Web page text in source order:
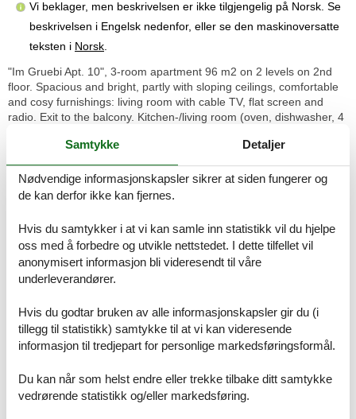
Vi beklager, men beskrivelsen er ikke tilgjengelig på Norsk. Se
beskrivelsen i Engelsk nedenfor, eller se den maskinoversatte
teksten i Norsk.
"Im Gruebi Apt. 10", 3-room apartment 96 m2 on 2 levels on 2nd
floor. Spacious and bright, partly with sloping ceilings, comfortable
and cosy furnishings: living room with cable TV, flat screen and
radio. Exit to the balcony. Kitchen-/living room (oven, dishwasher, 4
Capsules for coffee machine (Nespresso) extra, fondue Set
(cheese)). Upper floor: 1 room with 1 double bed (180 cm, length
200 cm). 1 room with 3 beds (90 cm, length 200 cm). Bathroom,
sep. WC. Balcony, south facing position. Balcony furniture. Beautiful
Please note: suitable for families. Non-smokers only. Private
Apartment block "Im Gruebi". In the resort 300 m from the centre of
Wengen, in a central, quiet position. In the house: sauna (extra).
use, extra). Pre-arrival grocery service. Shop, grocery, supermarket
300 m, restaurant 100 m, bakery 300 m, 4 minute walk to the
centre, bus stop "Lauterbrunnen (by train)" 3.4 km, railway station
skisport facilities 300 m. Well-known lakes can easily be reached:
Thunersee 13 km, Brienzersee 13 km. Please note: car-free
holiday complex. Suitable for families. Arrival via mountain railway.
Samtykke Detaljer
Nødvendige informasjonskapsler sikrer at siden fungerer og
de kan derfor ikke kan fjernes.
Hvis du samtykker i at vi kan samle inn statistikk vil du hjelpe
oss med å forbedre og utvikle nettstedet. I dette tilfellet vil
anonymisert informasjon bli videresendt til våre
underleverandører.
Hvis du godtar bruken av alle informasjonskapsler gir du (i
tillegg til statistikk) samtykke til at vi kan videresende
informasjon til tredjepart for personlige markedsføringsformål.
Du kan når som helst endre eller trekke tilbake ditt samtykke
vedrørende statistikk og/eller markedsføring.